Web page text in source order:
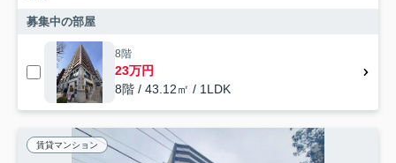
募集中の部屋
8階
23万円
8階 / 43.12㎡ / 1LDK
賃貸マンション